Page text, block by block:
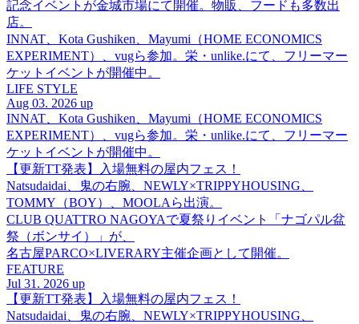
記念イベントが金城市場にて開催。物販、フードも多数出
店。
INNAT、Kota Gushiken、Mayumi（HOME ECONOMICS
EXPERIMENT）、vugら参加。栄・unlike.にて、フリーマー
ケットイベントが開催中。
LIFE STYLE
Aug 03. 2026 up
INNAT、Kota Gushiken、Mayumi（HOME ECONOMICS
EXPERIMENT）、vugら参加。栄・unlike.にて、フリーマー
ケットイベントが開催中。
【更新TT発表】入場無料の屋内フェス！
Natsudaidai、鬼の右腕、NEWLY×TRIPPYHOUSING、
TOMMY（BOY）、MOOLAら出演。
CLUB QUATTRO NAGOYAで夏祭りイベント「ナゴパル盆
祭（ボンサイ）」が、
名古屋PARCO×LIVERARY主催企画として開催。
FEATURE
Jul 31. 2026 up
【更新TT発表】入場無料の屋内フェス！
Natsudaidai、鬼の右腕、NEWLY×TRIPPYHOUSING、